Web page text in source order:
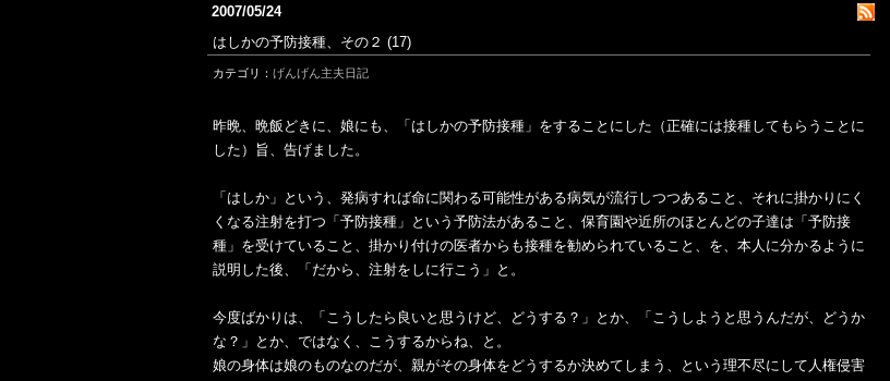
2007/05/24
はしかの予防接種、その２ (17)
カテゴリ：げんげん主夫日記
昨晩、晩飯どきに、娘にも、「はしかの予防接種」をすることにした（正確には接種してもらうことに
した）旨、告げました。
「はしか」という、発病すれば命に関わる可能性がある病気が流行しつつあること、それに掛かりにく
くなる注射を打つ「予防接種」という予防法があること、保育園や近所のほとんどの子達は「予防接
種」を受けていること、掛かり付けの医者からも接種を勧められていること、を、本人に分かるように
説明した後、「だから、注射をしに行こう」と。
今度ばかりは、「こうしたら良いと思うけど、どうする？」とか、「こうしようと思うんだが、どうか
な？」とか、ではなく、こうするからね、と。
娘の身体は娘のものなのだが、親がその身体をどうするか決めてしまう、という理不尽にして人権侵害